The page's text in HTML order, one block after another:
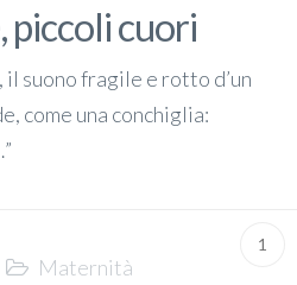
piccoli cuori
suono fragile e rotto d’un
come una conchiglia:
1
Maternità